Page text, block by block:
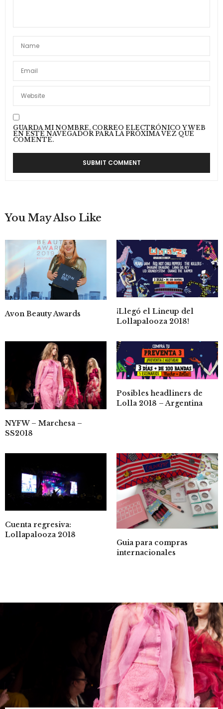
GUARDA MI NOMBRE, CORREO ELECTRÓNICO Y WEB
EN ESTE NAVEGADOR PARA LA PRÓXIMA VEZ QUE
COMENTE.
You May Also Like
Avon Beauty Awards
¡Llegó el Lineup del
Lollapalooza 2018!
NYFW – Marchesa –
SS2018
Posibles headliners de
Lolla 2018 – Argentina
Cuenta regresiva:
Lollapalooza 2018
Guia para compras
internacionales